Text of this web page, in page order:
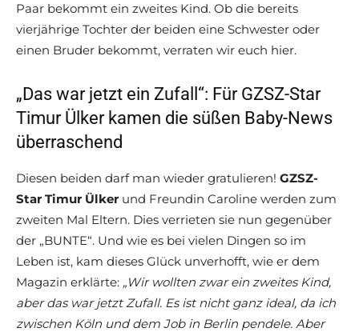
Paar bekommt ein zweites Kind. Ob die bereits
vierjährige Tochter der beiden eine Schwester oder
einen Bruder bekommt, verraten wir euch hier.
„Das war jetzt ein Zufall“: Für GZSZ-Star
Timur Ülker kamen die süßen Baby-News
überraschend
Diesen beiden darf man wieder gratulieren! GZSZ-
Star Timur Ülker und Freundin Caroline werden zum
zweiten Mal Eltern. Dies verrieten sie nun gegenüber
der „BUNTE“. Und wie es bei vielen Dingen so im
Leben ist, kam dieses Glück unverhofft, wie er dem
Magazin erklärte: „Wir wollten zwar ein zweites Kind,
aber das war jetzt Zufall. Es ist nicht ganz ideal, da ich
zwischen Köln und dem Job in Berlin pendele. Aber